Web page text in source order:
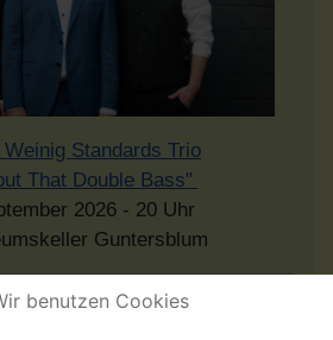
Standards Trio
That Double Bass"
2026 - 20 Uhr
Guntersblum
benutzen Cookies